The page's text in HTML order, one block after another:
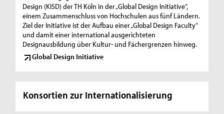
Design (KISD) der TH Köln in der „Global Design Initiative“,
einem Zusammenschluss von Hochschulen aus fünf Ländern.
Ziel der Initiative ist der Aufbau einer „Global Design Faculty“
und damit einer international ausgerichteten
Designausbildung über Kultur- und Fächergrenzen hinweg.
Global Design Initiative
Konsortien zur Internationalisierung